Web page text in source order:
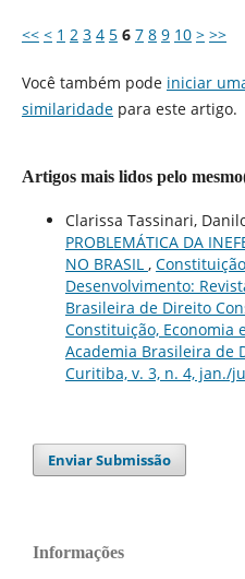
<< < 1 2 3 4 5 6 7 8 9 10 > >>
Você também pode iniciar
similaridadepara este artigo.
Artigos mais lidos pelo
Clarissa Tassinari,
PROBLEMÁTICA DA
NO BRASIL ,
Desenvolvimento:
Brasileira de Direito
Constituição, Economia
Academia Brasileira de
Curitiba, v. 3, n. 4, jan./
Enviar Submissão
Informações